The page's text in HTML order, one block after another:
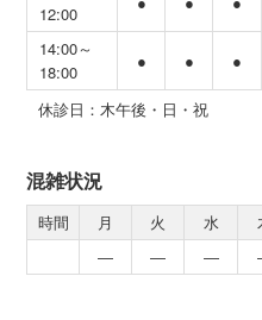
12:00
14:00～
18:00
● ● ●
休診日：木午後・日・祝
混雑状況
時間 月 火 水
―
― ―